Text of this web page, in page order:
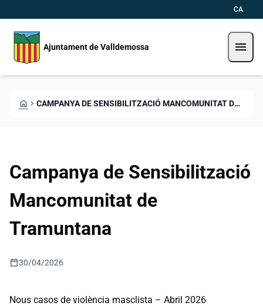
CA
Ajuntament de Valldemossa menu
HOME CHEVRON_RIGHT CAMPANYA DE SENSIBILITZACIÓ MANCOMUNITAT DE TRAMUNTANA
Campanya de Sensibilització
Mancomunitat de
Tramuntana
calendar_today30/04/2026
Nous casos de violència masclista – Abril 2026